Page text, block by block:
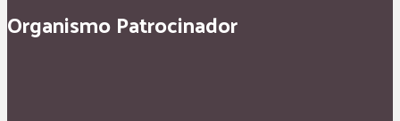
Organismo Patrocinador